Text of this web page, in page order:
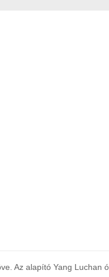
Az alapító Yang Luchan